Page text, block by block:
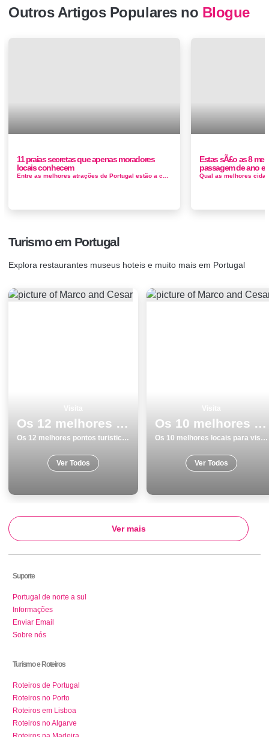
Outros Artigos Populares no Blogue
11 praias secretas que apenas moradores
locais conhecem
Entre as melhores atrações de Portugal estão a costa portuguesa com mais de 700 kilometros de&...
Estas sÃ£o as 8
passagem de ano
Turismo em Portugal
Explora restaurantes museus hoteis e muito mais em Portugal
Os 12 melhores pontos turisticos e passeios em Lisboa
Os 12 melhores pontos turisticos e passeios em Lisboa
Ver Todos
Os 10 melhores locais para visitar em Faro
Os 10 melhores locais para visitar em Faro
Ver Todos
Ver mais
Suporte
Portugal de norte a sul
Informações
Enviar Email
Sobre nós
Turismo e Roteiros
Roteiros de Portugal
Roteiros no Porto
Roteiros em Lisboa
Roteiros no Algarve